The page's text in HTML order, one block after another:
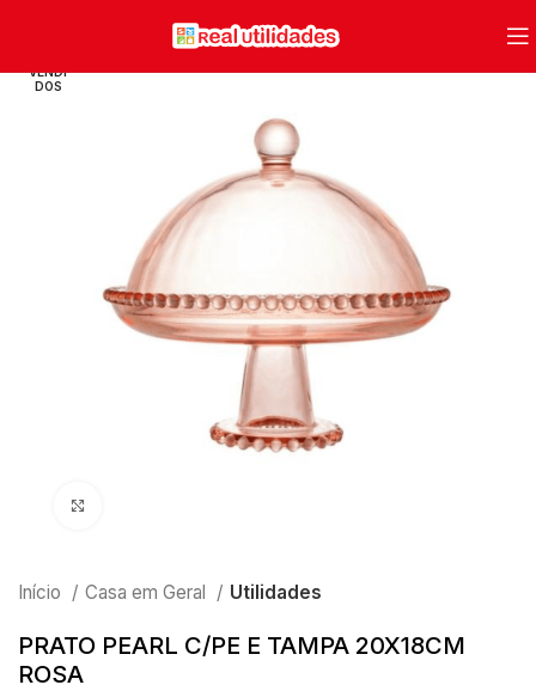
VENDI
DOS
Início Casa em Geral Utilidades
PRATO PEARL C/PE E TAMPA 20X18CM
ROSA